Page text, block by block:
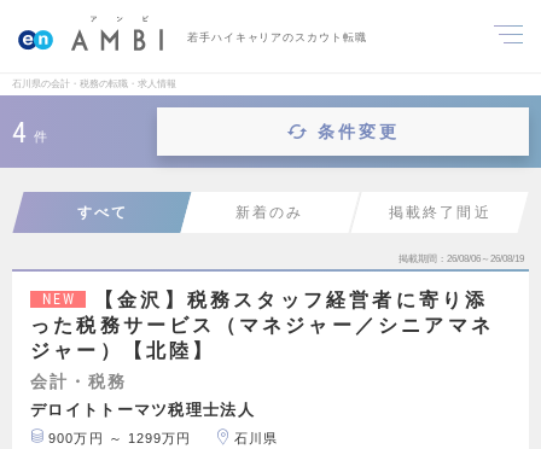
若手ハイキャリアのスカウト転職
石川県の会計・税務の転職・求人情報
4 件 条件変更
すべて 新着のみ 掲載終了間近
掲載期間 26/08/06～26/08/19
NEW
【金沢】税務スタッフ経営者に寄り添
った税務サービス（マネジャー／シニアマネ
ジャー）【北陸】
会計・税務
デロイトトーマツ税理士法人
900万円 ～ 1299万円 石川県